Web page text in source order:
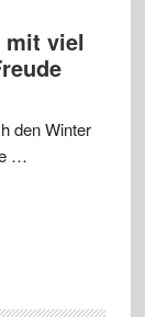
mit viel
den Winter
…